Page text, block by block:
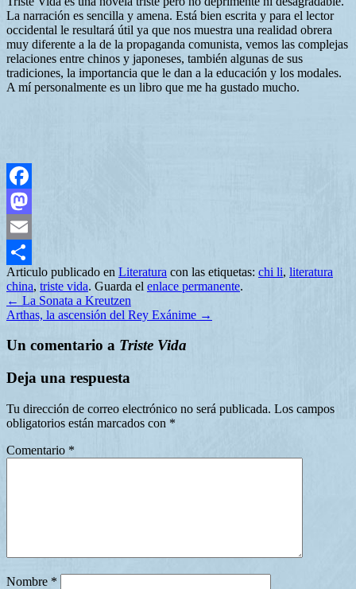
La narración es sencilla y amena. Está bien escrita y para el lector
occidental le resultará útil ya que nos muestra una realidad obrera
muy diferente a la de la propaganda comunista, vemos las complejas
relaciones entre chinos y japoneses, también algunas de sus
tradiciones, la importancia que le dan a la educación y los modales.
A mí personalmente es un libro que me ha gustado mucho.
Facebook
Mastodon
Email
Compartir
Articulo publicado en Literatura con las etiquetas: chi li, literatura
china, triste vida. Guarda el enlace permanente.
← La Sonata a Kreutzen
Arthas, la ascensión del Rey Exánime →
Un comentario a Triste Vida
Deja una respuesta
Tu dirección de correo electrónico no será publicada. Los campos
obligatorios están marcados con *
Comentario *
Nombre *